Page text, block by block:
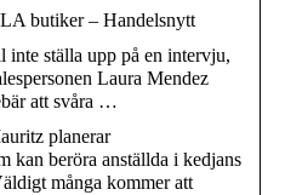
butiker – Handelsnytt
ställa upp på en intervju,
Laura Mendez
att svåra …
planerar
kan beröra anställda i kedjans
många kommer att